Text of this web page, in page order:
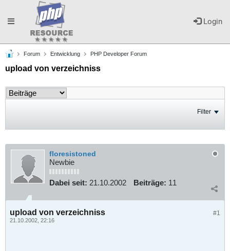
Login
Toggle
navigation
Forum Entwicklung PHP Developer Forum
upload von verzeichniss
Filter
floresistoned
Newbie
Dabei seit: 21.10.2002 Beiträge: 11
#1
upload von verzeichniss
21.10.2002, 22:16